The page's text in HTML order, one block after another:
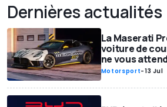
Dernières actualités
La Maserati
voiture de
ne vous
Motorsport-13 Jul